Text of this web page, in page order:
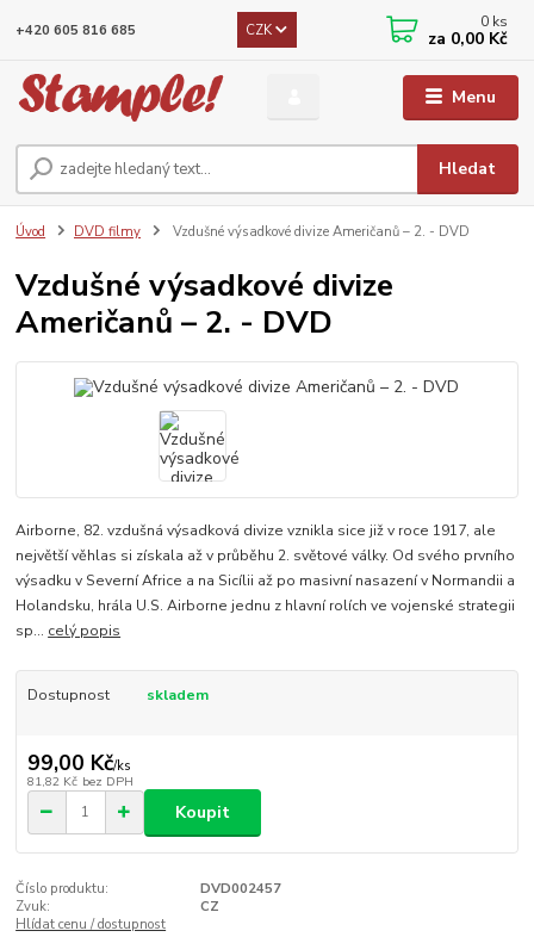
Menu
CZK
Hledat
+420 605 816 685 0 ks
za 0,00 Kč
Úvod DVD filmy Vzdušné výsadkové divize Američanů – 2. - DVD
Vzdušné výsadkové divize
Američanů – 2. - DVD
Airborne, 82. vzdušná výsadková divize vznikla sice již v roce 1917, ale
největší věhlas si získala až v průběhu 2. světové války. Od svého prvního
výsadku v Severní Africe a na Sicílii až po masivní nasazení v Normandii a
Holandsku, hrála U.S. Airborne jednu z hlavní rolích ve vojenské strategii
sp... celý popis
Dostupnost skladem
99,00 Kč/ks
81,82 Kč bez DPH
Koupit
Číslo produktu:
DVD002457
Zvuk:
CZ
Hlídat cenu / dostupnost